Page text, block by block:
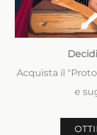
Acquista il
e